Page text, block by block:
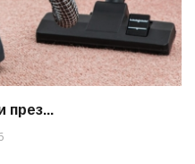
през...